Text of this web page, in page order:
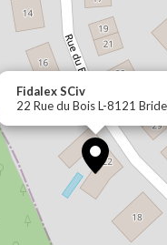
Fidalex SCiv
22 Rue du Bois L-8121